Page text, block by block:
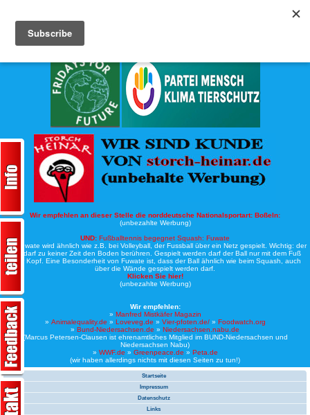
Wir empfehlen an dieser Stelle die norddeutsche Nationalsportart: Boßeln:
(unbezahlte Werbung)
UND: Fußballtennis begegnet Squash: Fuwate
Bei Fuwate wird ähnlich wie z.B. bei Volleyball, der Fussball über ein Netz gespielt. Wichtig: der
Ball darf zu keiner Zeit den Boden berühren. Gespielt werden darf der Ball nur mit dem Fuß
oder Kopf. Eine Besonderheit von Fuwate ist, dass der Ball ähnlich wie beim Squash, auch
über die Wände gespielt werden darf.
Klicken Sie hier!
(unbezahlte Werbung)
Wir empfehlen:
» Manfred Mistkäfer Magazin
» Animalequality.de » Loveveg.de » Vier-pfoten.de/» Foodwatch.org
» Bund-Niedersachsen.de » Niedersachsen.nabu.de
(Marcus Petersen-Clausen ist ehrenamtliches Mitglied im BUND-Niedersachsen und
Niedersachsen Nabu)
» WWF.de » Greenpeace.de » Peta.de
(wir haben allerdings nichts mit diesen Seiten zu tun!)
Startseite
Impressum
Datenschutz
Links